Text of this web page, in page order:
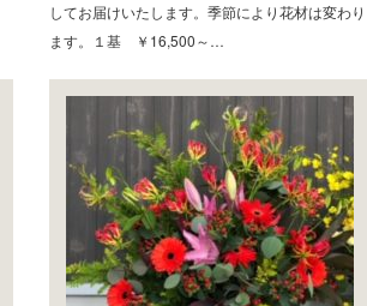
してお届けいたします。季節により花材は変わり
ます。１基 ￥16,500～…